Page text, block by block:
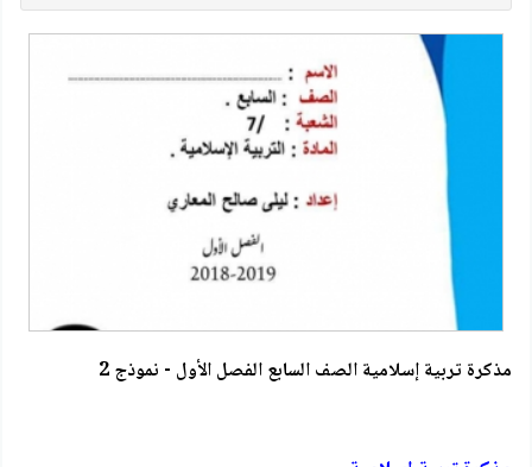
مذكرة تربية إسلامية الصف السابع الفصل الأول - نموذج 2